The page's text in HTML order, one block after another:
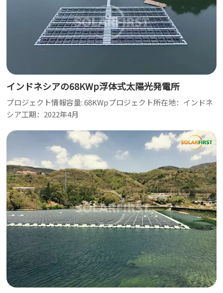
インドネシアの68KWp浮体式太陽光発電所
プロジェクト情報容量: 68KWpプロジェクト所在地：インドネ
シア工期：2022年4月